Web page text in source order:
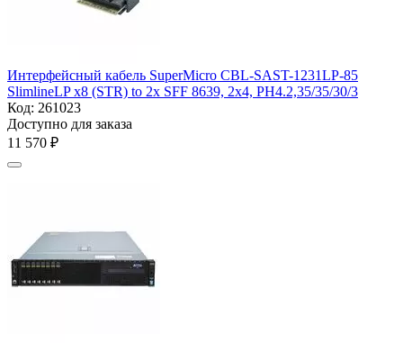
Интерфейсный кабель SuperMicro CBL-SAST-1231LP-85
SlimlineLP x8 (STR) to 2x SFF 8639, 2x4, PH4.2,35/35/30/3
Код: 261023
Доступно для заказа
11 570 ₽